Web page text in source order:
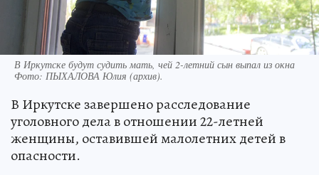
В Иркутске будут судить мать, чей 2-летний сын выпал из окна
Фото: ПЫХАЛОВА Юлия (архив).
В Иркутске завершено расследование
уголовного дела в отношении 22-летней
женщины, оставившей малолетних детей в
опасности.